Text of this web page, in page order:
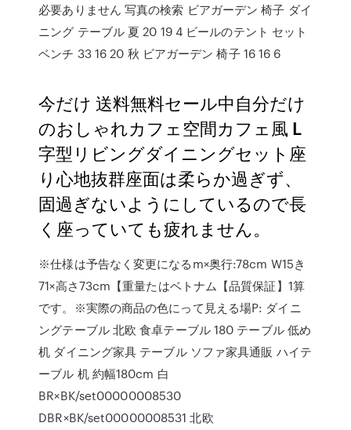
必要ありません 写真の検索 ビアガーデン 椅子 ダイ
ニング テーブル 夏 20 19 4 ビールのテント セット
ベンチ 33 16 20 秋 ビアガーデン 椅子 16 16 6
今だけ 送料無料セール中自分だけ
のおしゃれカフェ空間カフェ風 L
字型リビングダイニングセット座
り心地抜群座面は柔らか過ぎず、
固過ぎないようにしているので長
く座っていても疲れません。
※仕様は予告なく変更になるm×奥行:78cm W15き
71×高さ73cm【重量たはベトナム【品質保証】1算
です。※実際の商品の色にって見える場P: ダイニ
ングテーブル 北欧 食卓テーブル 180 テーブル 低め
机 ダイニング家具 テーブル ソファ家具通販 ハイテ
ーブル 机 約幅180cm 白
BR×BK/set00000008530
DBR×BK/set00000008531 北欧